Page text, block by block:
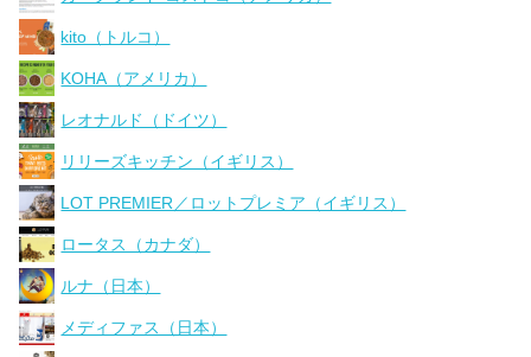
kito（トルコ）
KOHA（アメリカ）
レオナルド（ドイツ）
リリーズキッチン（イギリス）
LOT PREMIER／ロットプレミア（イギリス）
ロータス（カナダ）
ルナ（日本）
メディファス（日本）